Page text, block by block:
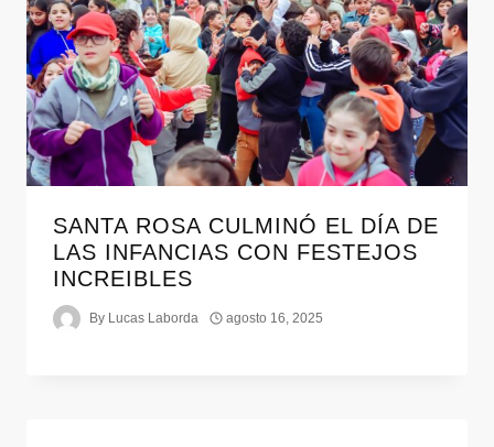
SANTA ROSA CULMINÓ EL DÍA DE
LAS INFANCIAS CON FESTEJOS
INCREIBLES
By Lucas Laborda agosto 16, 2025